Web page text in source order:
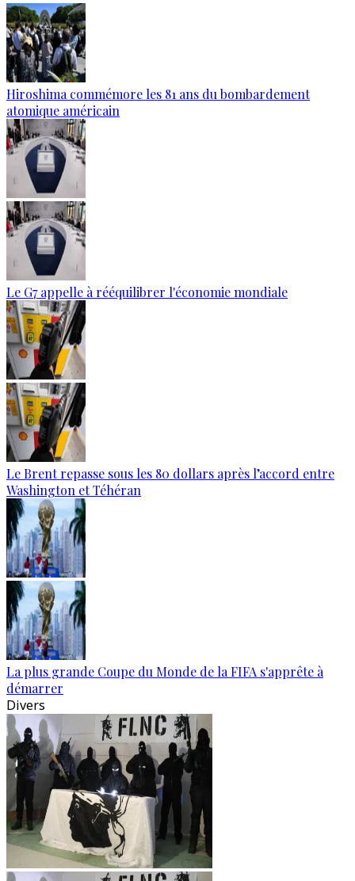
Hiroshima commémore les 81 ans du bombardement
atomique américain
Le G7 appelle à rééquilibrer l'économie mondiale
Le Brent repasse sous les 80 dollars après l’accord entre
Washington et Téhéran
La plus grande Coupe du Monde de la FIFA s'apprête à
démarrer
Divers